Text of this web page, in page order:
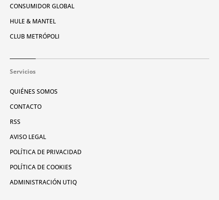
CONSUMIDOR GLOBAL
HULE & MANTEL
CLUB METRÓPOLI
Servicios
QUIÉNES SOMOS
CONTACTO
RSS
AVISO LEGAL
POLÍTICA DE PRIVACIDAD
POLÍTICA DE COOKIES
ADMINISTRACIÓN UTIQ